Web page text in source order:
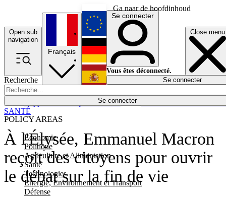
Ga naar de hoofdinhoud
Open sub
navigation
Close menu
Recherche
Se connecter
POLICY AREAS
Economie
Politique
Agriculture et Alimentation
Santé
Technologies
Energie, Environnement et Transport
Défense
Économie
Français
English
Deutsch
Español
Se connecter
Vous êtes déconnecté.
Se connecter
À l'Élysée, Emmanuel Macron
reçoit des citoyens pour ouvrir
le débat sur la fin de vie
SANTÉ